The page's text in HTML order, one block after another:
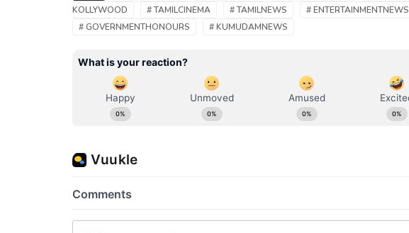
KOLLYWOOD
# TAMILCINEMA # TAMILNEWS # ENTERTAINMENTNEWS
# GOVERNMENTHONOURS
# KUMUDAMNEWS